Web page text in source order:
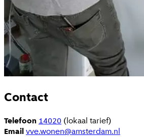
Contact
Telefoon 14020 (lokaal tarief)
Emailvve.wonen@amsterdam.nl